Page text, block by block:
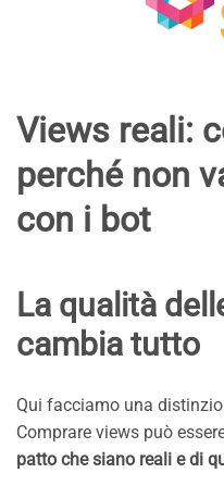
Views reali:
perché non
con i bot
La qualità
cambia tutto
Qui facciamo una
Comprare views può
patto che siano reali e di